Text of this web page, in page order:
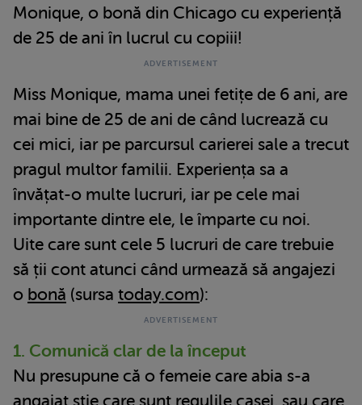
Monique, o bonă din Chicago cu experiență
de 25 de ani în lucrul cu copiii!
Miss Monique, mama unei fetițe de 6 ani, are
mai bine de 25 de ani de când lucrează cu
cei mici, iar pe parcursul carierei sale a trecut
pragul multor familii. Experiența sa a
învățat-o multe lucruri, iar pe cele mai
importante dintre ele, le împarte cu noi.
Uite care sunt cele 5 lucruri de care trebuie
să ții cont atunci când urmează să angajezi
o bonă (sursa today.com):
1. Comunică clar de la început
Nu presupune că o femeie care abia s-a
angajat știe care sunt regulile casei, sau care